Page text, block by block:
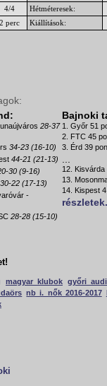
4/4 Hétméteresek:
2 perc Kiállítások:
28-37
34-23 (16-10)
44-21 (21-13)
30 (9-16)
30-22 (17-13)
-
28-28 (15-10)
Bajnoki
1. Győr 51
2. FTC 45
3. Érd 39
...
12. Kisvárda
13.
14. Kispest
magyar klubok győri
nb i. nők 2016-2017